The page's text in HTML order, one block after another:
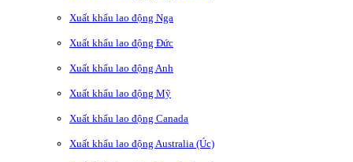
Xuất khẩu lao động Nga
Xuất khẩu lao động Đức
Xuất khẩu lao động Anh
Xuất khẩu lao động Mỹ
Xuất khẩu lao động Canada
Xuất khẩu lao động Australia (Úc)